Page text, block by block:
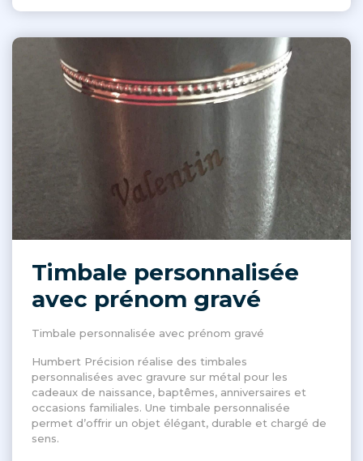
Timbale personnalisée
avec prénom gravé
Timbale personnalisée avec prénom gravé
Humbert Précision réalise des timbales
personnalisées avec gravure sur métal pour les
cadeaux de naissance, baptêmes, anniversaires et
occasions familiales. Une timbale personnalisée
permet d’offrir un objet élégant, durable et chargé de
sens.